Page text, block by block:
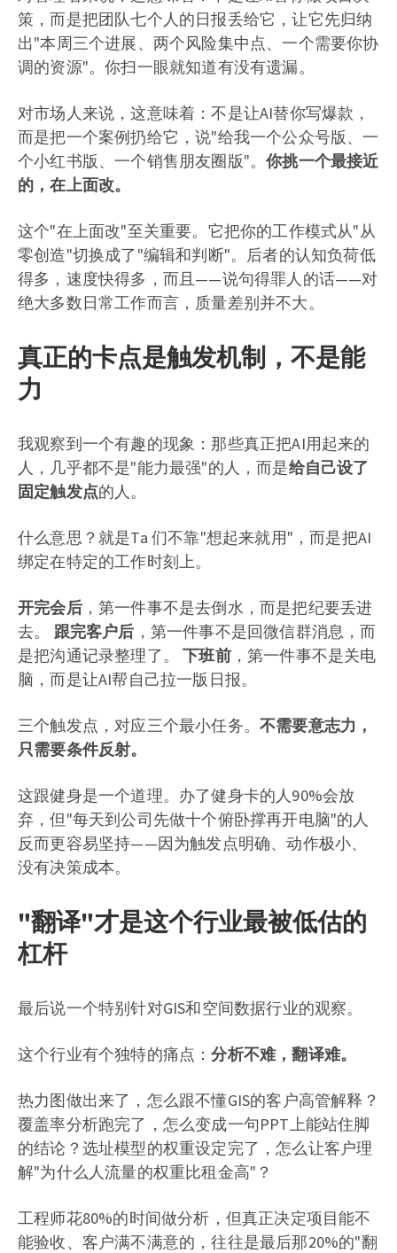
策，而是把团队七个人的日报丢给它，让它先归纳
出"本周三个进展、两个风险集中点、一个需要你协
调的资源"。你扫一眼就知道有没有遗漏。
对市场人来说，这意味着：不是让AI替你写爆款，
而是把一个案例扔给它，说"给我一个公众号版、一
个小红书版、一个销售朋友圈版"。你挑一个最接近
的，在上面改。
这个"在上面改"至关重要。它把你的工作模式从"从
零创造"切换成了"编辑和判断"。后者的认知负荷低
得多，速度快得多，而且——说句得罪人的话——对
绝大多数日常工作而言，质量差别并不大。
真正的卡点是触发机制，不是能
力
我观察到一个有趣的现象：那些真正把AI用起来的
人，几乎都不是"能力最强"的人，而是给自己设了
固定触发点的人。
什么意思？就是Ta 们不靠"想起来就用"，而是把AI
绑定在特定的工作时刻上。
开完会后，第一件事不是去倒水，而是把纪要丢进
去。 跟完客户后 ，第一件事不是回微信群消息，而
是把沟通记录整理了。下班前，第一件事不是关电
脑，而是让AI帮自己拉一版日报。
三个触发点，对应三个最小任务。 不需要意志力，
只需要条件反射。
这跟健身是一个道理。办了健身卡的人90%会放
弃，但"每天到公司先做十个俯卧撑再开电脑"的人
反而更容易坚持——因为触发点明确、动作极小、
没有决策成本。
"翻译"才是这个行业最被低估的
杠杆
最后说一个特别针对GIS和空间数据行业的观察。
这个行业有个独特的痛点：分析不难，翻译难。
热力图做出来了，怎么跟不懂GIS的客户高管解释？
覆盖率分析跑完了，怎么变成一句PPT上能站住脚
的结论？选址模型的权重设定完了，怎么让客户理
解"为什么人流量的权重比租金高"？
工程师花80%的时间做分析，但真正决定项目能不
能验收、客户满不满意的，往往是最后那20%的"翻